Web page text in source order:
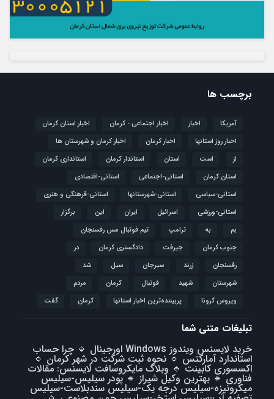
برچسب ها
آمریکا اخبار اخبار اجتماعی - کرمان
اخبار استان کرمان
اخبار روز استانها
اخبار کرمان
اخبار کرمان و شهرستان ها
از
است استان استاندار کرمان
استانداری کرمان
استان کرمان
استانی-اجتماعی
استانی-اقتصادی
استانی-سیاسی
استانی-شهرستانها
استانی-فرهنگی و هنری
استانی-ورزشی
اسرائیل ایران این
برگزار
بم
به ترامپ
تیم فوتبال مس رفسنجان
جنوب کرمان
جیرفت دادگستری کرمان
در
رفسنجان
زرند سیرجان سیل
شد
شهرستان
شهید فوتبال كرمان
مردم
ویروس کرونا
پربیننده‌ترین اخبار استانها کرمان گفت
تبلیغات متنی شما
خرید لایسنس ویندوز Windows اورجینال
🔹 چرا حساب
استاندارد آمارکتس 🔹نحوه ثبت شرکت در شهر کرمان 🔹
اکسسوری کابینت 🔹 وبلاگ مایکروسافت لایسنس: مقالات
فناوری🔹 بهترین وکیل شیراز 🔹پودر سیلیس-سیلیس
میکرونیزه-سیلیس درجه یک-سیلیس سندبلاست-سیلیس